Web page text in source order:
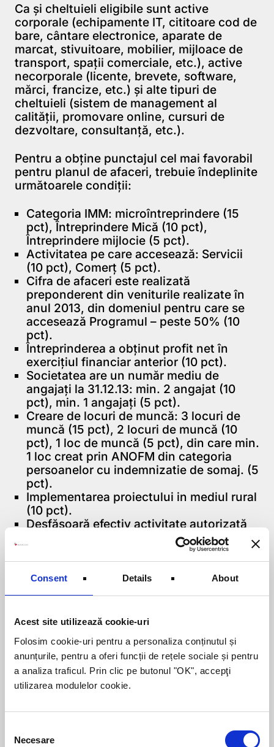
Consent Details About
Acest site utilizează cookie-uri
Folosim cookie-uri pentru a personaliza conținutul și
anunțurile, pentru a oferi funcții de rețele sociale și pentru
a analiza traficul. Prin clic pe butonul "OK", accepţi
utilizarea modulelor cookie.
Selection
Necesare
Ca și cheltuieli eligibile sunt active
corporale (echipamente IT, cititoare cod de
bare, cântare electronice, aparate de
marcat, stivuitoare, mobilier, mijloace de
transport, spații comerciale, etc.), active
necorporale (licente, brevete, software,
mărci, francize, etc.) și alte tipuri de
cheltuieli (sistem de management al
calității, promovare online, cursuri de
dezvoltare, consultanță, etc.).
Pentru a obţine punctajul cel mai favorabil
pentru planul de afaceri, trebuie îndeplinite
următoarele condiţii:
Categoria IMM: microîntreprindere (15
pct), Întreprindere Mică (10 pct),
Întreprindere mijlocie (5 pct).
Activitatea pe care accesează: Servicii
(10 pct), Comerţ (5 pct).
Cifra de afaceri este realizată
preponderent din veniturile realizate în
anul 2013, din domeniul pentru care se
accesează Programul – peste 50% (10
pct).
Întreprinderea a obţinut profit net în
exerciţiul financiar anterior (10 pct).
Societatea are un număr mediu de
angajaţi la 31.12.13: min. 2 angajat (10
pct), min. 1 angajaţi (5 pct).
Creare de locuri de muncă: 3 locuri de
muncă (15 pct), 2 locuri de muncă (10
pct), 1 loc de muncă (5 pct), din care min.
1 loc creat prin ANOFM din categoria
persoanelor cu indemnizatie de somaj. (5
pct).
Implementarea proiectului in mediul rural
(10 pct).
Desfăşoară efectiv activitate autorizată
pe codul CAEN pe care accesează:
vechime activitate autorizată min. 12 luni
(15 pct.), min. 6 luni (10 pct), min. 3 luni
(5 pct).
pentru o finanțare prin acest program,
contractarea serviciilor de consultanță în
vederea pregătirii unui proiect de finanțare
prin acest program,
johanna.kulcsar@romcom.ro